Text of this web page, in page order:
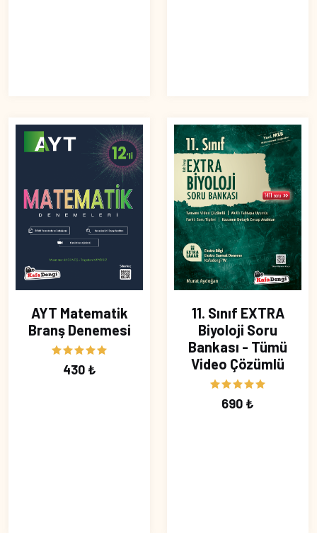
AYT Matematik
Branş Denemesi
430 ₺
11. Sınıf EXTRA
Biyoloji Soru
Bankası - Tümü
Video Çözümlü
690 ₺